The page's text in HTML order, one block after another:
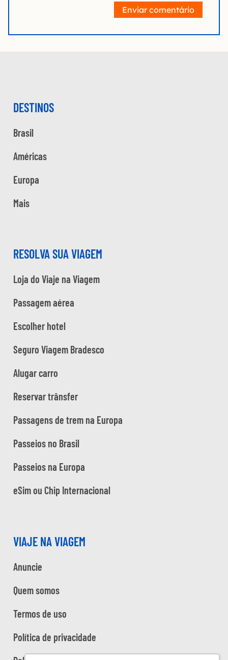
Enviar comentário
DESTINOS
Brasil
Américas
Europa
Mais
RESOLVA SUA VIAGEM
Loja do Viaje na Viagem
Passagem aérea
Escolher hotel
Seguro Viagem Bradesco
Alugar carro
Reservar trânsfer
Passagens de trem na Europa
Passeios no Brasil
Passeios na Europa
eSim ou Chip Internacional
VIAJE NA VIAGEM
Anuncie
Quem somos
Termos de uso
Política de privacidade